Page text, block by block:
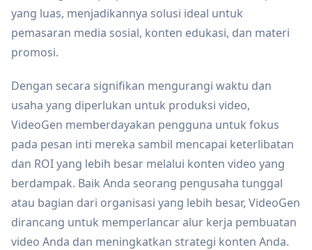
yang luas, menjadikannya solusi ideal untuk
pemasaran media sosial, konten edukasi, dan materi
promosi.
Dengan secara signifikan mengurangi waktu dan
usaha yang diperlukan untuk produksi video,
VideoGen memberdayakan pengguna untuk fokus
pada pesan inti mereka sambil mencapai keterlibatan
dan ROI yang lebih besar melalui konten video yang
berdampak. Baik Anda seorang pengusaha tunggal
atau bagian dari organisasi yang lebih besar, VideoGen
dirancang untuk memperlancar alur kerja pembuatan
video Anda dan meningkatkan strategi konten Anda.